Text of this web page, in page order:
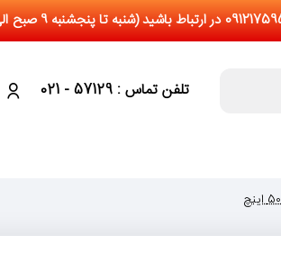
تلفن تماس : 57129 - 021